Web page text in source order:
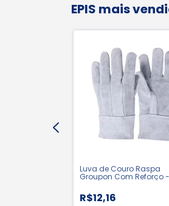
EPIS mais
Luva de Couro Raspa
Groupon Com Reforço
R$12,16